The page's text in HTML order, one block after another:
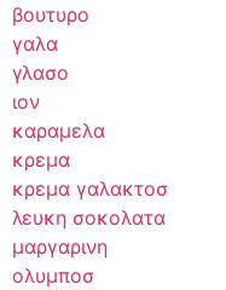
βουτυρο
γαλα
γλασο
ιον
καραμελα
κρεμα
κρεμα γαλακτοσ
λευκη σοκολατα
μαργαρινη
ολυμποσ